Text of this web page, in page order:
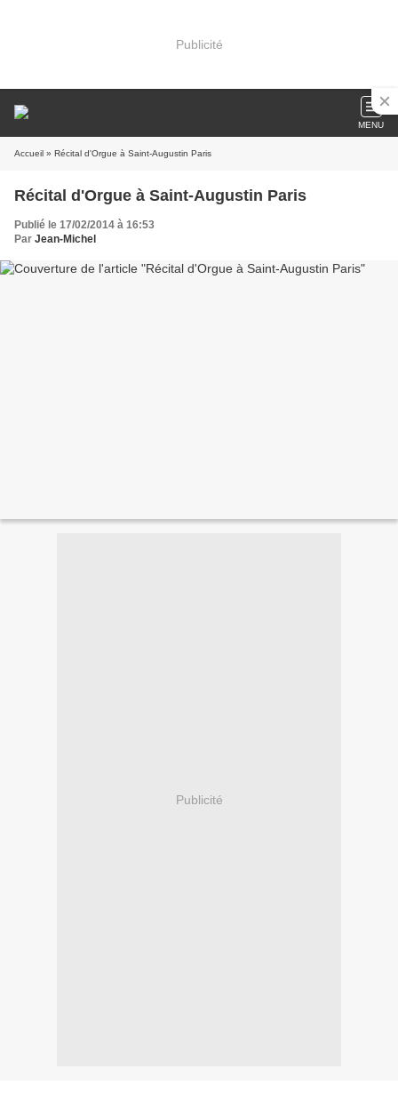
Publicité
MENU
Accueil » Récital d'Orgue à Saint-Augustin Paris
Récital d'Orgue à Saint-Augustin Paris
Publié le 17/02/2014 à 16:53
Par Jean-Michel
Publicité